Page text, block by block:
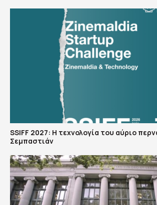
SSIFF 2027: Η τεχνολογία του αύριο
Σεμπαστιάν